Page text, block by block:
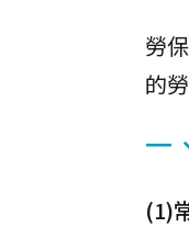
勞
的
一
(1)